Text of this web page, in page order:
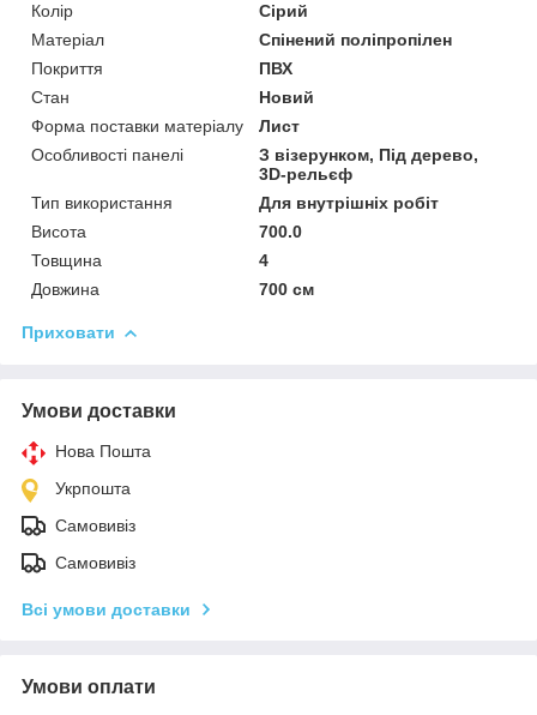
Колір
Сірий
Матеріал
Спінений поліпропілен
Покриття
ПВХ
Стан
Новий
Форма поставки матеріалу
Лист
Особливості панелі
З візерунком, Під дерево,
3D-рельєф
Тип використання
Для внутрішніх робіт
Висота
700.0
Товщина
4
Довжина
700 см
Приховати
Умови доставки
Нова Пошта
Укрпошта
Самовивіз
Самовивіз
Всі умови доставки
Умови оплати